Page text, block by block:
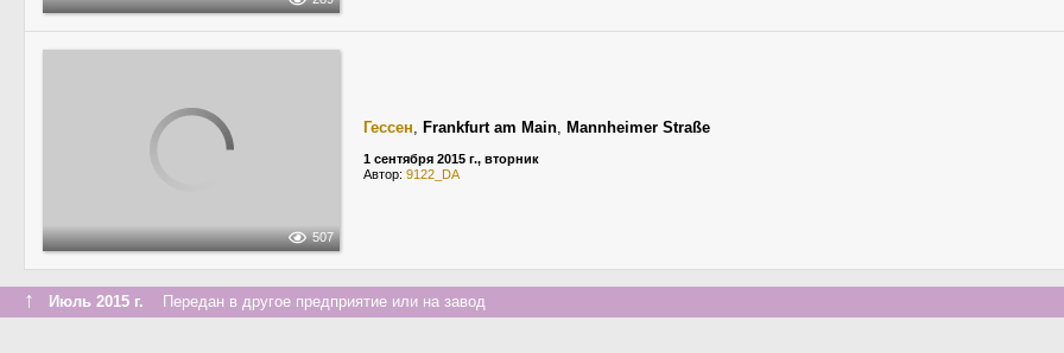
507
Гессен, Frankfurt am Main, Mannheimer Straße
1 сентября 2015 г., вторник
Автор: 9122_DA
↑ Июль 2015 г. Передан в другое предприятие или на завод